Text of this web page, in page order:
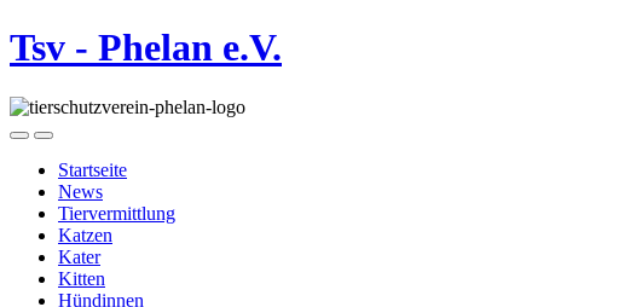
Tsv - Phelan e.V.
Startseite
News
Tiervermittlung
Katzen
Kater
Kitten
Hündinnen